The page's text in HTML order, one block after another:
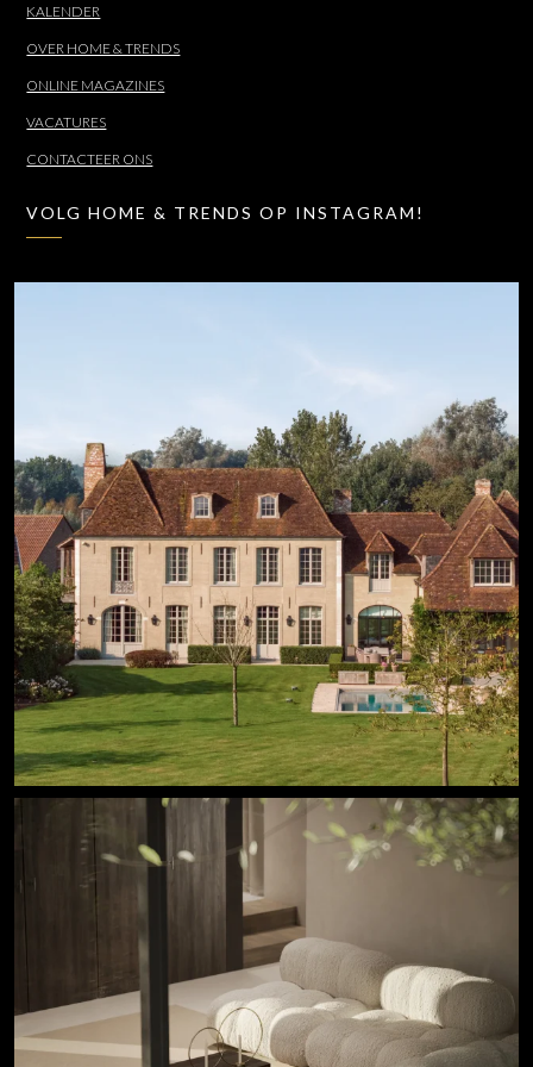
KALENDER
OVER HOME & TRENDS
ONLINE MAGAZINES
VACATURES
CONTACTEER ONS
VOLG HOME & TRENDS OP INSTAGRAM!